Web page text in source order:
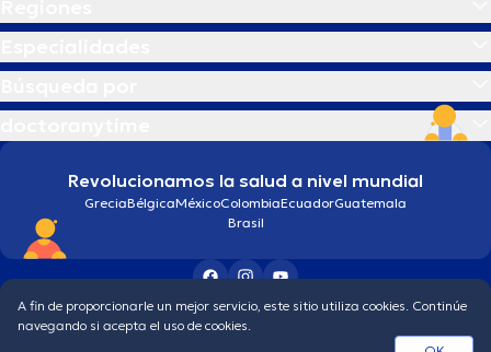
Revolucionamos la salud a nivel mundial
GreciaBélgicaMéxicoColombiaEcuadorGuatemala
Brasil
Condiciones generales
Política de protección de los datos personales
A fin de proporcionarle un mejor servicio, este sitio utiliza cookies. Continúe
navegando si acepta el uso de cookies.